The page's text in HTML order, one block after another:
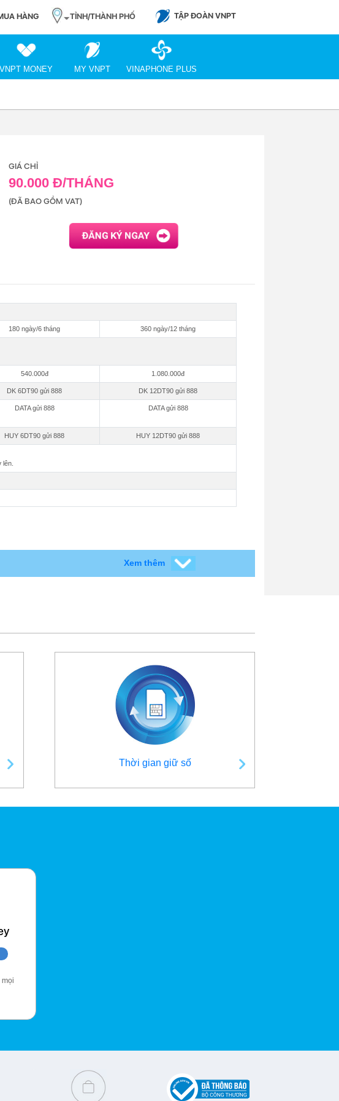
HÀNG TỈNH/THÀNH PHỐ TẬP ĐOÀN VNPT
VNPT MONEY MY VNPT VINAPHONE PLUS
GIÁ CHỈ
90.000 Đ/THÁNG
(ĐÃ BAO GỒM VAT)
180 ngày/6 tháng 360 ngày/12 tháng
540.000đ 1.080.000đ
DK 6DT90 gửi 888 DK 12DT90 gửi 888
DATA gửi 888 DATA gửi 888
HUY 6DT90 gửi 888 HUY 12DT90 gửi 888
Xem thêm
Thời gian giữ số
mọi